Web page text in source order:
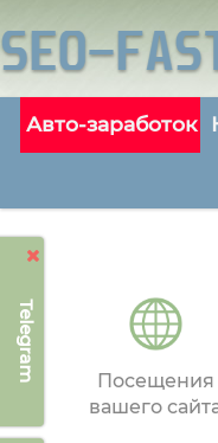
Telegram
Авто-заработок
Посещения
вашего